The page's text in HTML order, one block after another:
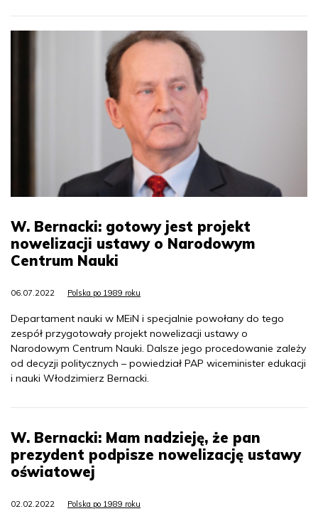
W. Bernacki: gotowy jest projekt
nowelizacji ustawy o Narodowym
Centrum Nauki
06.07.2022 Polska po 1989 roku
Departament nauki w MEiN i specjalnie powołany do tego
zespół przygotowały projekt nowelizacji ustawy o
Narodowym Centrum Nauki. Dalsze jego procedowanie zależy
od decyzji politycznych – powiedział PAP wiceminister edukacji
i nauki Włodzimierz Bernacki.
W. Bernacki: Mam nadzieję, że pan
prezydent podpisze nowelizację ustawy
oświatowej
02.02.2022 Polska po 1989 roku